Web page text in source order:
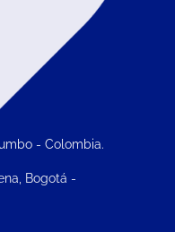
- Colombia.
Bogotá -